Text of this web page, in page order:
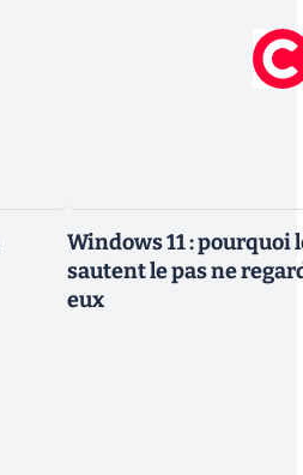
Windows 11 : pourquoi
sautent le pas ne
eux